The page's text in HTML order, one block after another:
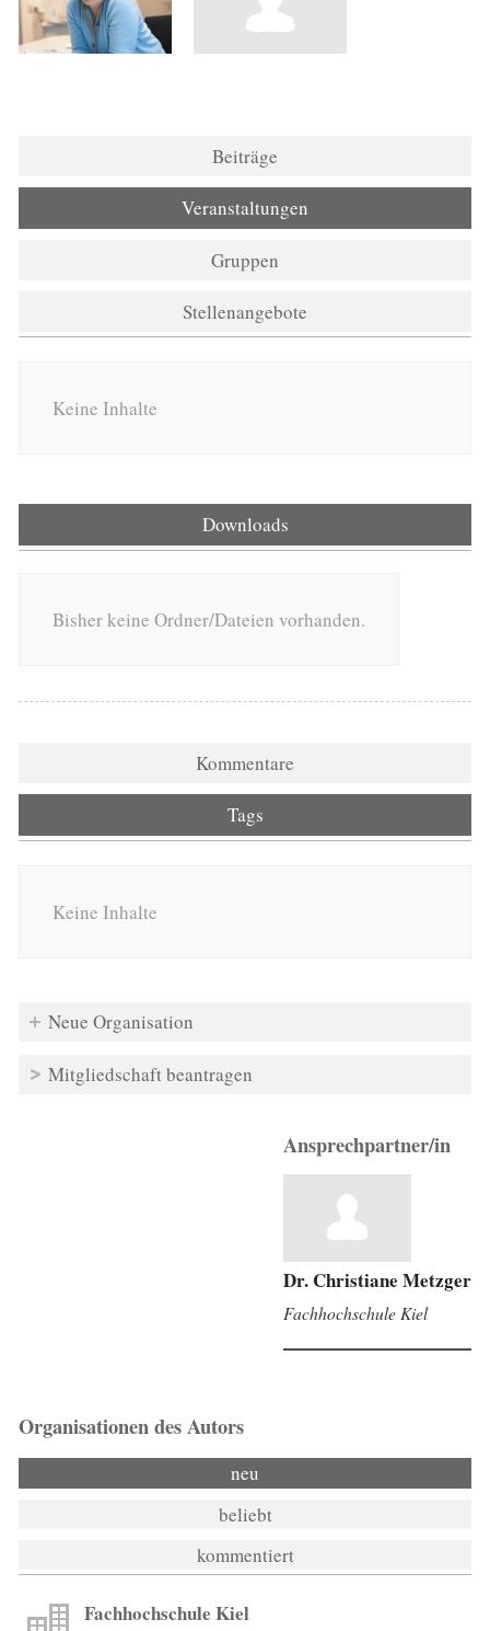
Beiträge
Veranstaltungen
Gruppen
Stellenangebote
Keine Inhalte
Downloads
Bisher keine Ordner/Dateien vorhanden.
Kommentare
Tags
Keine Inhalte
Neue Organisation
Mitgliedschaft beantragen
Ansprechpartner/in
Dr. Christiane Metzger
Fachhochschule Kiel
Organisationen des Autors
neu
beliebt
kommentiert
Fachhochschule Kiel